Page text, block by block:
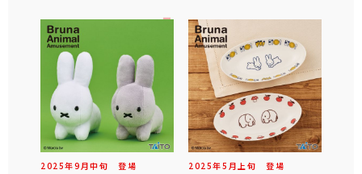
2025年9 月中旬 登場 2025年5 月 上旬 登場